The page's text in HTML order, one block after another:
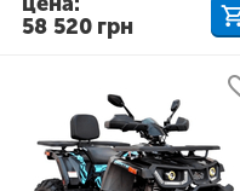
58 520 грн